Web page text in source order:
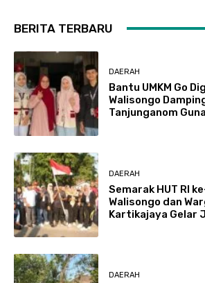
BERITA TERBARU
DAERAH
Bantu UMKM Go
Walisongo
Tanjunganom
DAERAH
Semarak HUT RI
Walisongo dan
Kartikajaya Gelar
DAERAH